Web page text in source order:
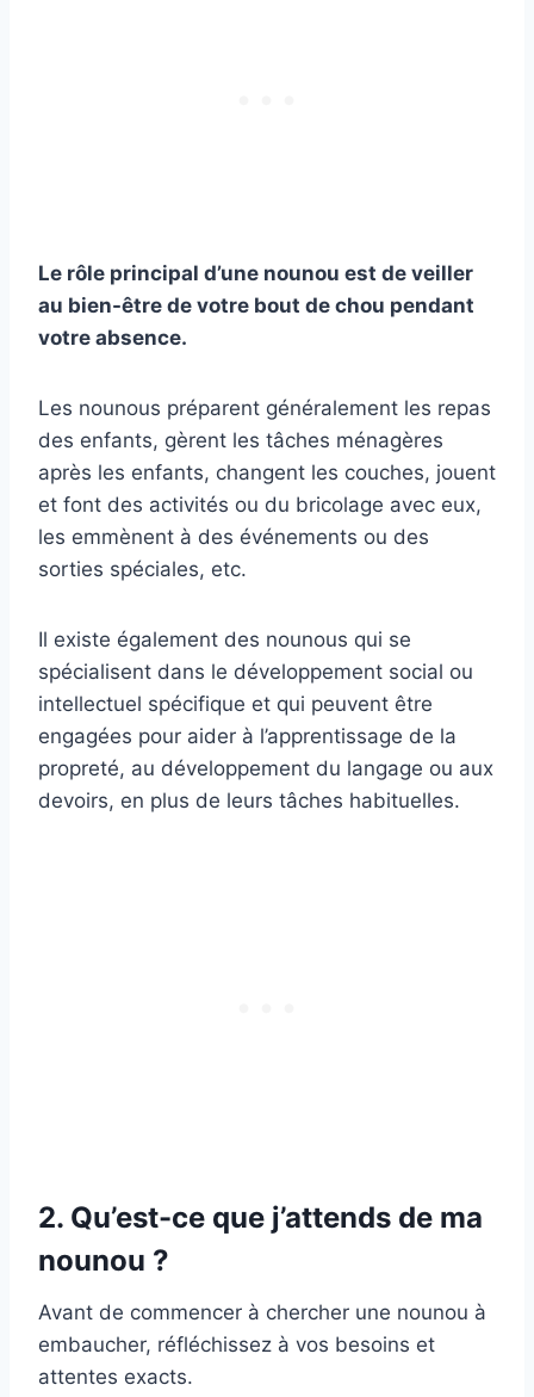
Le rôle principal d’une nounou est de veiller
au bien-être de votre bout de chou pendant
votre absence.
Les nounous préparent généralement les repas
des enfants, gèrent les tâches ménagères
après les enfants, changent les couches, jouent
et font des activités ou du bricolage avec eux,
les emmènent à des événements ou des
sorties spéciales, etc.
Il existe également des nounous qui se
spécialisent dans le développement social ou
intellectuel spécifique et qui peuvent être
engagées pour aider à l’apprentissage de la
propreté, au développement du langage ou aux
devoirs, en plus de leurs tâches habituelles.
2. Qu’est-ce que j’attends de ma
nounou ?
Avant de commencer à chercher une nounou à
embaucher, réfléchissez à vos besoins et
attentes exacts.